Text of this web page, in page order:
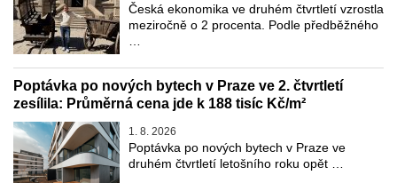
Česká ekonomika ve druhém čtvrtletí vzrostla
meziročně o 2 procenta. Podle předběžného
Poptávka po nových bytech v Praze ve 2. čtvrtletí
zesílila: Průměrná cena jde k 188 tisíc Kč/m²
1. 8. 2026
Poptávka po nových bytech v Praze ve
druhém čtvrtletí letošního roku opět …